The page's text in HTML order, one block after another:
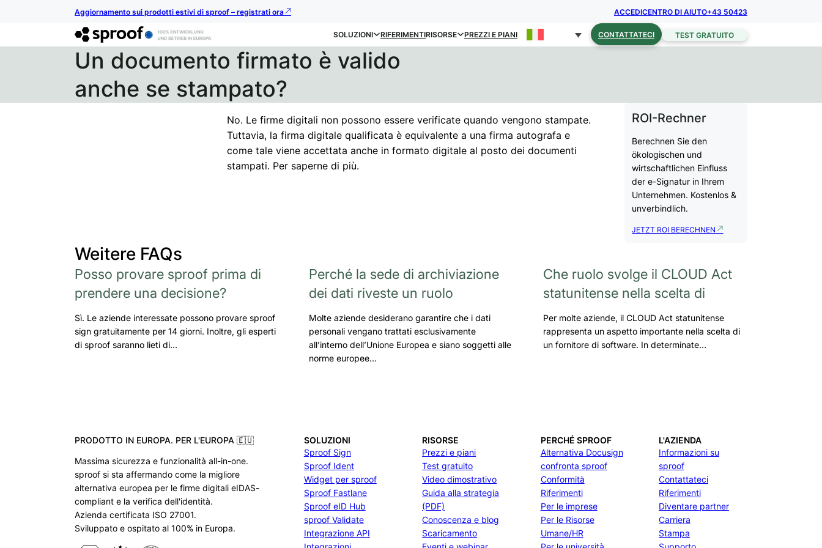
Aggiornamento sui prodotti estivi di sproof – registrati ora ACCEDICENTRO DI AIUTO+43 50423
SOLUZIONI RIFERIMENTIRISORSE PREZZI E PIANI CONTATTATECI TEST GRATUITO
Un documento firmato è valido
anche se stampato?
No. Le firme digitali non possono essere verificate quando vengono stampate.
Tuttavia, la firma digitale qualificata è equivalente a una firma autografa e
come tale viene accettata anche in formato digitale al posto dei documenti
stampati. Per saperne di più.
ROI-Rechner
Berechnen Sie den
ökologischen und
wirtschaftlichen Einfluss
der e-Signatur in Ihrem
Unternehmen. Kostenlos &
unverbindlich.
JETZT ROI BERECHNEN
Weitere FAQs
Posso provare sproof prima di
prendere una decisione?
Sì. Le aziende interessate possono provare sproof
sign gratuitamente per 14 giorni. Inoltre, gli esperti
di sproof saranno lieti di…
Perché la sede di archiviazione
dei dati riveste un ruolo
Molte aziende desiderano garantire che i dati
personali vengano trattati esclusivamente
all’interno dell’Unione Europea e siano soggetti alle
norme europee…
Che ruolo svolge il CLOUD Act
statunitense nella scelta di
Per molte aziende, il CLOUD Act statunitense
rappresenta un aspetto importante nella scelta di
un fornitore di software. In determinate…
PRODOTTO IN EUROPA. PER L'EUROPA 🇪🇺
Massima sicurezza e funzionalità all-in-one.
sproof si sta affermando come la migliore
alternativa europea per le firme digitali eIDAS-
compliant e la verifica dell'identità.
Azienda certificata ISO 27001.
Sviluppato e ospitato al 100% in Europa.
SOLUZIONI
Sproof Sign
Sproof Ident
Widget per sproof
Sproof Fastlane
Sproof eID Hub
sproof Validate
Integrazione API
RISORSE
Prezzi e piani
Test gratuito
Video dimostrativo
Guida alla strategia
(PDF)
Conoscenza e blog
Scaricamento
PERCHÉ SPROOF
Alternativa Docusign
confronta sproof
Conformità
Riferimenti
Per le imprese
Per le Risorse
Umane/HR
L'AZIENDA
Informazioni su
sproof
Contattateci
Riferimenti
Diventare partner
Carriera
Stampa